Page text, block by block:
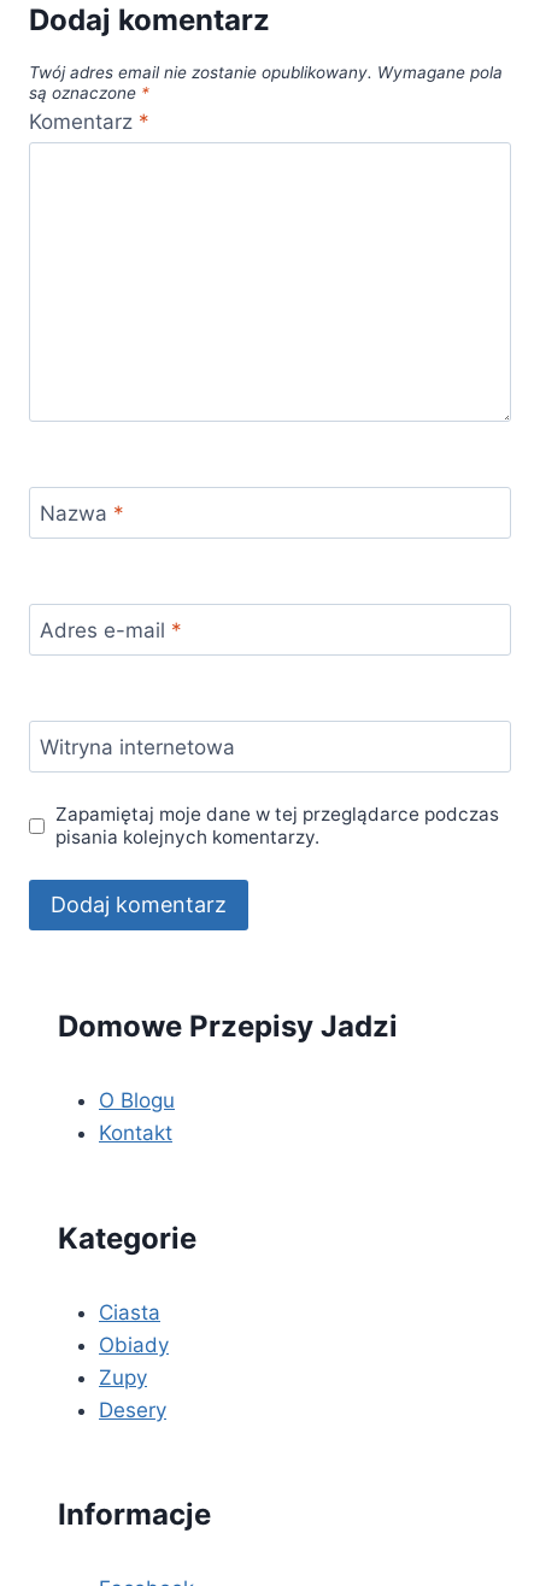
Dodaj komentarz
Twój adres email nie zostanie opublikowany. Wymagane pola
są oznaczone *
Komentarz *
Nazwa *
Adres e-mail *
Witryna internetowa
Zapamiętaj moje dane w tej przeglądarce podczas
pisania kolejnych komentarzy.
Domowe Przepisy Jadzi
O Blogu
Kontakt
Kategorie
Ciasta
Obiady
Zupy
Desery
Informacje